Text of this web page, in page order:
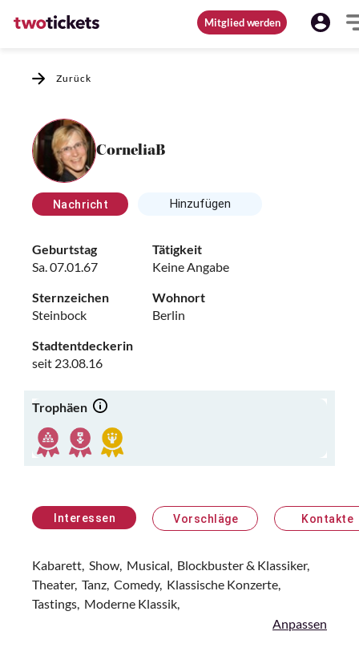
Mitglied werden
Zurück
CorneliaB
Nachricht Hinzufügen
Geburtstag
Sa. 07.01.67
Tätigkeit
Keine Angabe
Sternzeichen
Steinbock
Wohnort
Berlin
Stadtentdeckerin
seit 23.08.16
Trophäen
Interessen Vorschläge Kontakte
Kabarett, Show, Musical, Blockbuster & Klassiker,
Theater, Tanz, Comedy, Klassische Konzerte,
Tastings, Moderne Klassik,
Anpassen